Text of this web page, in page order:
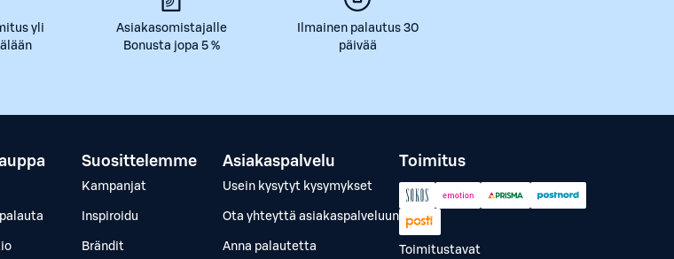
yli
Asiakasomistajalle
Bonusta jopa 5 %
Ilmainen palautus 30
päivää
Suosittelemme
Kampanjat
Inspiroidu
Brändit
Asiakaspalvelu
Usein kysytyt kysymykset
Ota yhteyttä asiakaspalveluun
Anna palautetta
Toimitus
Toimitustavat